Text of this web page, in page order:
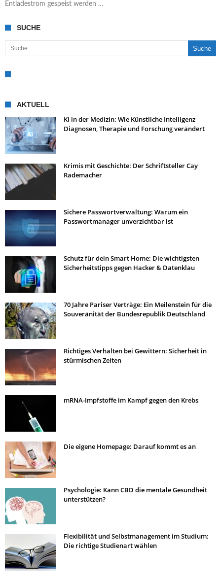
Entladestrom gespeist werden …
SUCHE
Suche nach:
AKTUELL
KI in der Medizin: Wie Künstliche Intelligenz
Diagnosen, Therapie und Forschung verändert
Krimis mit Geschichte: Der Schriftsteller Cay
Rademacher
Sichere Passwortverwaltung: Warum ein
Passwortmanager unverzichtbar ist
Schutz für dein Smart Home: Die wichtigsten
Sicherheitstipps gegen Hacker & Datenklau
70 Jahre Pariser Verträge: Ein Meilenstein für die
Souveränität der Bundesrepublik Deutschland
Richtiges Verhalten bei Gewittern: Sicherheit in
stürmischen Zeiten
mRNA-Impfstoffe im Kampf gegen den Krebs
Die eigene Homepage: Darauf kommt es an
Psychologie: Kann CBD die mentale Gesundheit
unterstützen?
Flexibilität und Selbstmanagement im Studium:
Die richtige Studienart wählen